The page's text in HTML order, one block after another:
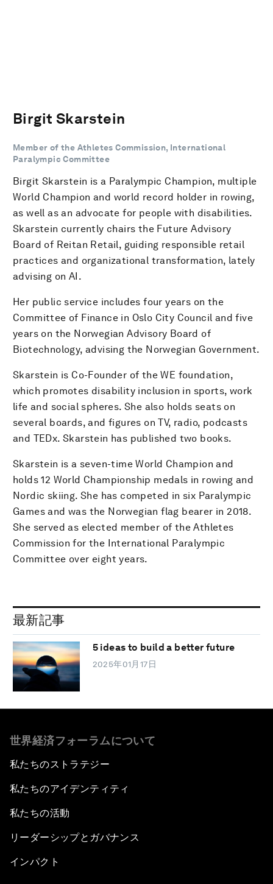
Birgit Skarstein
Member of the Athletes Commission, International
Paralympic Committee
Birgit Skarstein is a Paralympic Champion, multiple
World Champion and world record holder in rowing,
as well as an advocate for people with disabilities.
Skarstein currently chairs the Future Advisory
Board of Reitan Retail, guiding responsible retail
practices and organizational transformation, lately
advising on AI.
Her public service includes four years on the
Committee of Finance in Oslo City Council and five
years on the Norwegian Advisory Board of
Biotechnology, advising the Norwegian Government.
Skarstein is Co-Founder of the WE foundation,
which promotes disability inclusion in sports, work
life and social spheres. She also holds seats on
several boards, and figures on TV, radio, podcasts
and TEDx. Skarstein has published two books.
Skarstein is a seven-time World Champion and
holds 12 World Championship medals in rowing and
Nordic skiing. She has competed in six Paralympic
Games and was the Norwegian flag bearer in 2018.
She served as elected member of the Athletes
Commission for the International Paralympic
Committee over eight years.
最新記事
5 ideas to build a better future
2025年01月17日
世界経済フォーラムについて
私たちのストラテジー
私たちのアイデンティティ
私たちの活動
リーダーシップとガバナンス
インパクト